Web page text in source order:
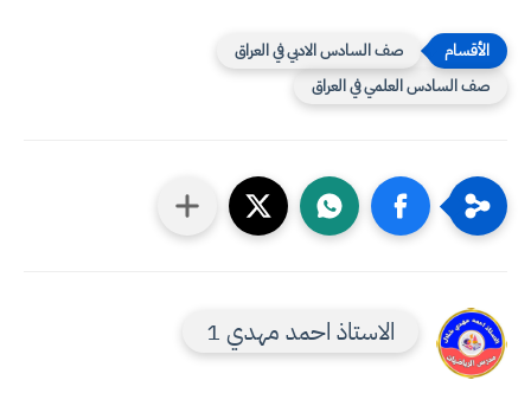
صف السادس الادبي في العراق
صف السادس العلمي في العراق
الاستاذ احمد مهدي 1